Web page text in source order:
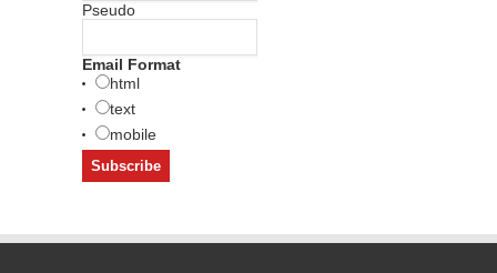
Pseudo
Email Format
html
text
mobile